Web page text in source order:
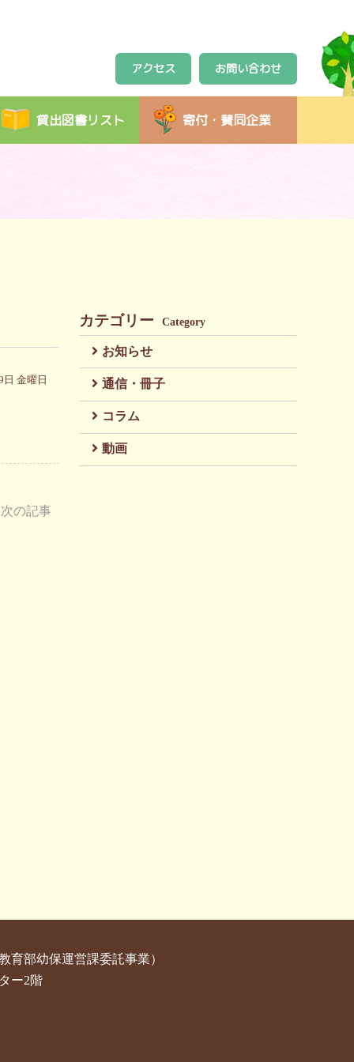
アクセス お問い合わせ
貸出図書リスト 寄付・賛同企業
日 金曜日
次の記事
カテゴリー Category
お知らせ
通信・冊子
コラム
動画
育部幼保運営課委託事業）
ー2階